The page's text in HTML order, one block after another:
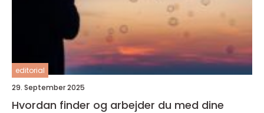
editorial
29. September 2025
Hvordan finder og arbejder du med dine